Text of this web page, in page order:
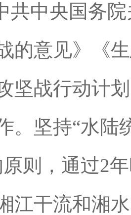
共中央国务
的意见》《
坚战行动计
。坚持“水陆
则，通过2
江干流和湘